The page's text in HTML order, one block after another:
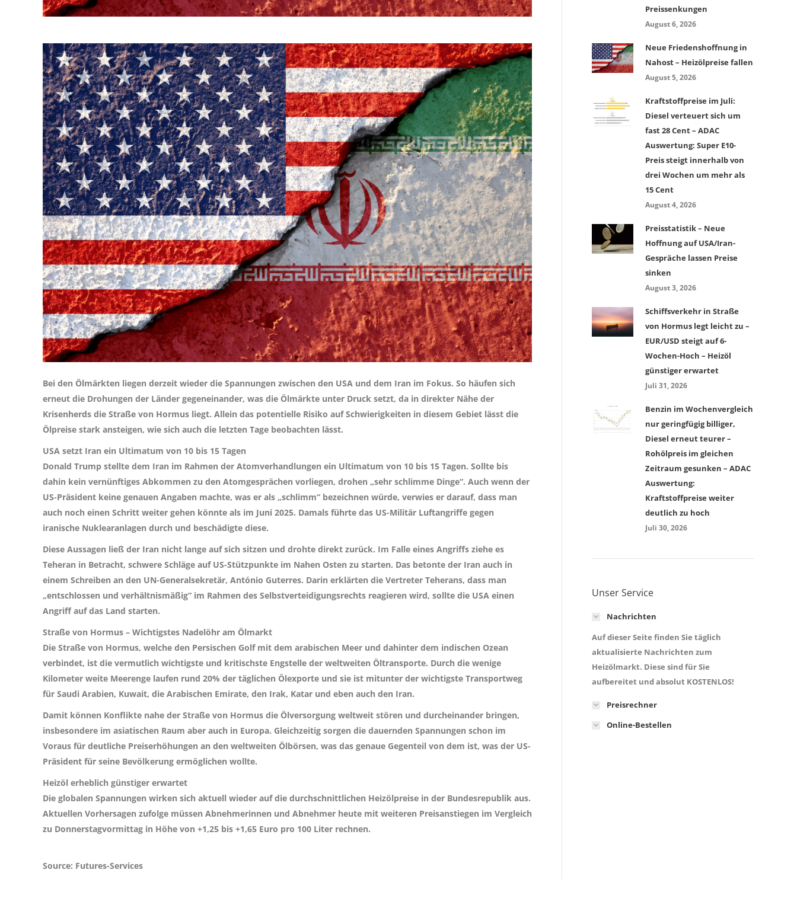
Bei den Ölmärkten liegen derzeit wieder die Spannungen zwischen den USA und dem Iran im Fokus. So häufen sich
erneut die Drohungen der Länder gegeneinander, was die Ölmärkte unter Druck setzt, da in direkter Nähe der
Krisenherds die Straße von Hormus liegt. Allein das potentielle Risiko auf Schwierigkeiten in diesem Gebiet lässt die
Ölpreise stark ansteigen, wie sich auch die letzten Tage beobachten lässt.
USA setzt Iran ein Ultimatum von 10 bis 15 Tagen
Donald Trump stellte dem Iran im Rahmen der Atomverhandlungen ein Ultimatum von 10 bis 15 Tagen. Sollte bis
dahin kein vernünftiges Abkommen zu den Atomgesprächen vorliegen, drohen „sehr schlimme Dinge“. Auch wenn der
US-Präsident keine genauen Angaben machte, was er als „schlimm“ bezeichnen würde, verwies er darauf, dass man
auch noch einen Schritt weiter gehen könnte als im Juni 2025. Damals führte das US-Militär Luftangriffe gegen
iranische Nuklearanlagen durch und beschädigte diese.
Diese Aussagen ließ der Iran nicht lange auf sich sitzen und drohte direkt zurück. Im Falle eines Angriffs ziehe es
Teheran in Betracht, schwere Schläge auf US-Stützpunkte im Nahen Osten zu starten. Das betonte der Iran auch in
einem Schreiben an den UN-Generalsekretär, António Guterres. Darin erklärten die Vertreter Teherans, dass man
„entschlossen und verhältnismäßig“ im Rahmen des Selbstverteidigungsrechts reagieren wird, sollte die USA einen
Angriff auf das Land starten.
Straße von Hormus – Wichtigstes Nadelöhr am Ölmarkt
Die Straße von Hormus, welche den Persischen Golf mit dem arabischen Meer und dahinter dem indischen Ozean
verbindet, ist die vermutlich wichtigste und kritischste Engstelle der weltweiten Öltransporte. Durch die wenige
Kilometer weite Meerenge laufen rund 20% der täglichen Ölexporte und sie ist mitunter der wichtigste Transportweg
für Saudi Arabien, Kuwait, die Arabischen Emirate, den Irak, Katar und eben auch den Iran.
Damit können Konflikte nahe der Straße von Hormus die Ölversorgung weltweit stören und durcheinander bringen,
insbesondere im asiatischen Raum aber auch in Europa. Gleichzeitig sorgen die dauernden Spannungen schon im
Voraus für deutliche Preiserhöhungen an den weltweiten Ölbörsen, was das genaue Gegenteil von dem ist, was der US-
Präsident für seine Bevölkerung ermöglichen wollte.
Heizöl erheblich günstiger erwartet
Die globalen Spannungen wirken sich aktuell wieder auf die durchschnittlichen Heizölpreise in der Bundesrepublik aus.
Aktuellen Vorhersagen zufolge müssen Abnehmerinnen und Abnehmer heute mit weiteren Preisanstiegen im Vergleich
zu Donnerstagvormittag in Höhe von +1,25 bis +1,65 Euro pro 100 Liter rechnen.
Source: Futures-Services
Preissenkungen
August 6, 2026
Neue Friedenshoffnung in
Nahost – Heizölpreise fallen
August 5, 2026
Kraftstoffpreise im Juli:
Diesel verteuert sich um
fast 28 Cent – ADAC
Auswertung: Super E10-
Preis steigt innerhalb von
drei Wochen um mehr als
15 Cent
August 4, 2026
Preisstatistik – Neue
Hoffnung auf USA/Iran-
Gespräche lassen Preise
sinken
August 3, 2026
Schiffsverkehr in Straße
von Hormus legt leicht zu –
EUR/USD steigt auf 6-
Wochen-Hoch – Heizöl
günstiger erwartet
Juli 31, 2026
Benzin im Wochenvergleich
nur geringfügig billiger,
Diesel erneut teurer –
Rohölpreis im gleichen
Zeitraum gesunken – ADAC
Auswertung:
Kraftstoffpreise weiter
deutlich zu hoch
Juli 30, 2026
Unser Service
Nachrichten
Auf dieser Seite finden Sie täglich
aktualisierte Nachrichten zum
Heizölmarkt. Diese sind für Sie
aufbereitet und absolut KOSTENLOS!
Preisrechner
Online-Bestellen